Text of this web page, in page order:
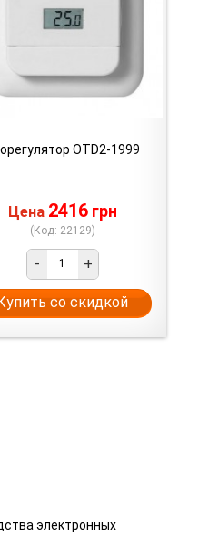
OTD2-1999
Цена 2416 грн
(Код: 22129)
- +
со скидкой
электронных